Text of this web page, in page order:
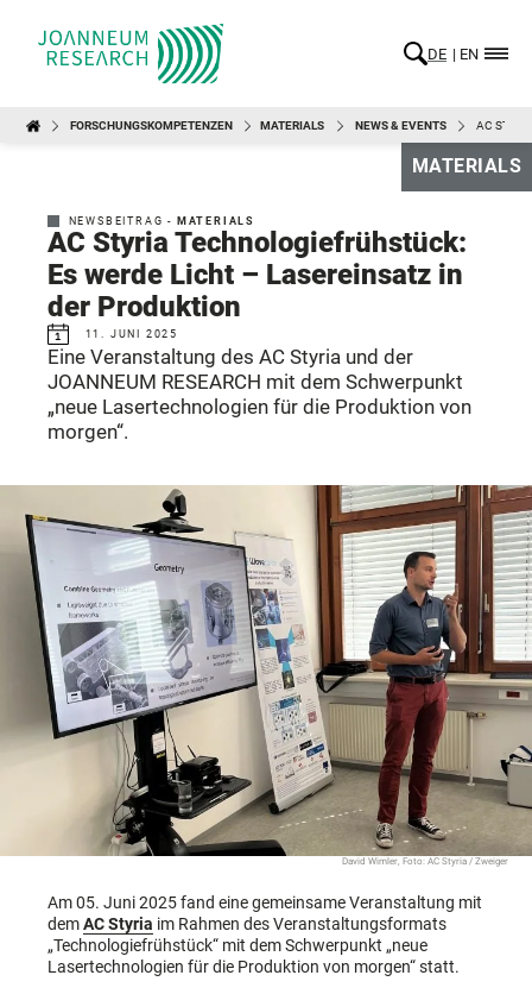
DE EN
FORSCHUNGSKOMPETENZEN MATERIALS NEWS & EVENTS AC
MATERIALS
NEWSBEITRAG - MATERIALS
AC Styria Technologiefrühstück:
Es werde Licht – Lasereinsatz in
der Produktion
11. JUNI 2025
Eine Veranstaltung des AC Styria und der
JOANNEUM RESEARCH mit dem Schwerpunkt
„neue Lasertechnologien für die Produktion von
morgen“.
David Wimler, Foto: AC Styria / Zweiger
Am 05. Juni 2025 fand eine gemeinsame Veranstaltung mit
demAC Styria im Rahmen des Veranstaltungsformats
„Technologiefrühstück“ mit dem Schwerpunkt „neue
Lasertechnologien für die Produktion von morgen“ statt.